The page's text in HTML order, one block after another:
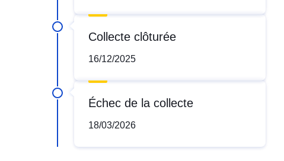
Collecte clôturée
16/12/2025
Échec de la collecte
18/03/2026